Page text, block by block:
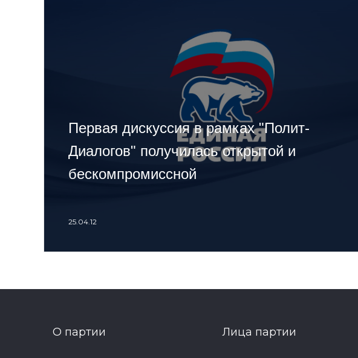
Первая дискуссия в рамках "Полит-
Диалогов" получилась открытой и
бескомпромиссной
25.04.12
О партии Лица партии